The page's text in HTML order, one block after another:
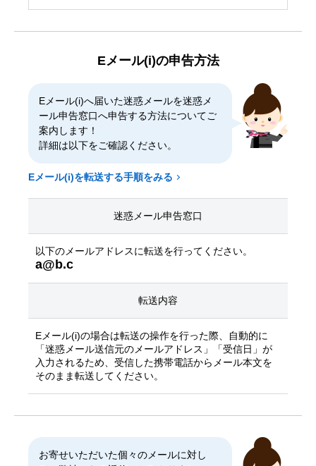
Eメール(i)の申告方法
Eメール(i)へ届いた迷惑メールを迷惑メ
ール申告窓口へ申告する方法についてご
案内します！
詳細は以下をご確認ください。
Eメール(i)を転送する手順をみる
迷惑メール申告窓口
以下のメールアドレスに転送を行ってください。
a@b.c
転送内容
Eメール(i)の場合は転送の操作を行った際、自動的に
「迷惑メール送信元のメールアドレス」「受信日」が
入力されるため、受信した携帯電話からメール本文を
そのまま転送してください。
お寄せいただいた個々のメールに対し